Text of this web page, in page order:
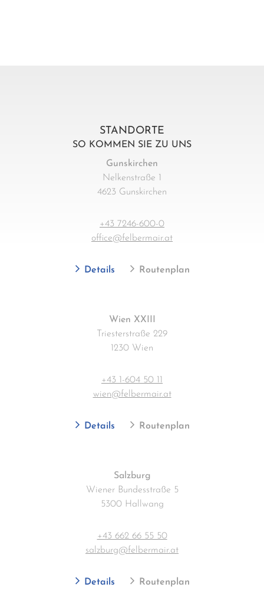
STANDORTE
SO KOMMEN SIE ZU UNS
Gunskirchen
Nelkenstraße 1
4623 Gunskirchen
+43 7246-600-0
office@felbermair.at
Details Routenplan
Wien XXIII
Triesterstraße 229
1230 Wien
+43 1-604 50 11
wien@felbermair.at
Details Routenplan
Salzburg
Wiener Bundesstraße 5
5300 Hallwang
+43 662 66 55 50
salzburg@felbermair.at
Details Routenplan